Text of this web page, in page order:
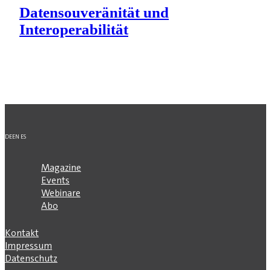
Datensouveränität und
Interoperabilität
DEEN ES
Magazine
Events
Webinare
Abo
Kontakt
Impressum
Datenschutz